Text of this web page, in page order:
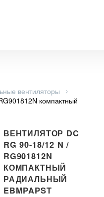
вентиляторы
компактный
ВЕНТИЛЯТОР DC
RG 90-18/12 N /
RG901812N
КОМПАКТНЫЙ
РАДИАЛЬНЫЙ
EBMPAPST